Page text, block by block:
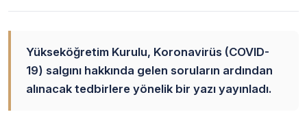
Yükseköğretim Kurulu, Koronavirüs (COVID-
19) salgını hakkında gelen soruların ardından
alınacak tedbirlere yönelik bir yazı yayınladı.